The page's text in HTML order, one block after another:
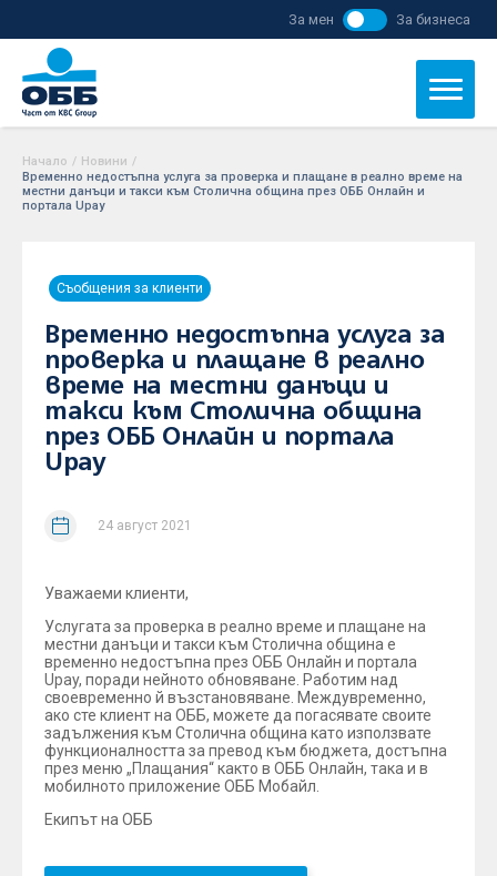
За мен За бизнеса
Начало / Новини /
Временно недостъпна услуга за проверка и плащане в реално време на
местни данъци и такси към Столична община през ОББ Онлайн и
портала Upay
Съобщения за клиенти
Временно недостъпна услуга за
проверка и плащане в реално
време на местни данъци и
такси към Столична община
през ОББ Онлайн и портала
Upay
24 август 2021
Уважаеми клиенти,
Услугата за проверка в реално време и плащане на
местни данъци и такси към Столична община е
временно недостъпна през ОББ Онлайн и портала
Upay, поради нейното обновяване. Работим над
своевременно й възстановяване. Междувременно,
ако сте клиент на ОББ, можете да погасявате своите
задължения към Столична община като използвате
функционалността за превод към бюджета, достъпна
през меню „Плащания“ както в ОББ Онлайн, така и в
мобилното приложение ОББ Мобайл.
Екипът на ОББ